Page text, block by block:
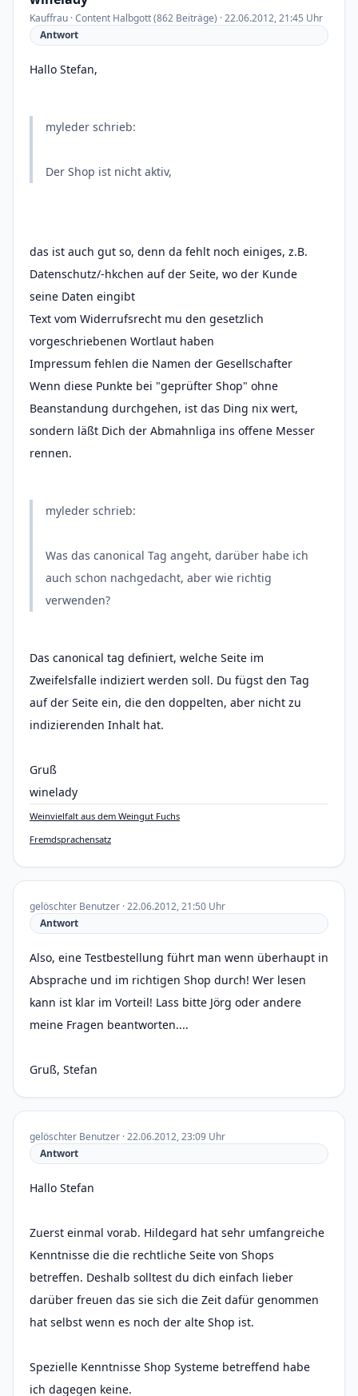
Kauffrau · Content Halbgott (862 Beiträge) · 22.06.2012, 21:45 Uhr
Antwort
Hallo Stefan,
myleder schrieb:
Der Shop ist nicht aktiv,
das ist auch gut so, denn da fehlt noch einiges, z.B.
Datenschutz/-hkchen auf der Seite, wo der Kunde
seine Daten eingibt
Text vom Widerrufsrecht mu den gesetzlich
vorgeschriebenen Wortlaut haben
Impressum fehlen die Namen der Gesellschafter
Wenn diese Punkte bei "geprüfter Shop" ohne
Beanstandung durchgehen, ist das Ding nix wert,
sondern läßt Dich der Abmahnliga ins offene Messer
rennen.
myleder schrieb:
Was das canonical Tag angeht, darüber habe ich
auch schon nachgedacht, aber wie richtig
verwenden?
Das canonical tag definiert, welche Seite im
Zweifelsfalle indiziert werden soll. Du fügst den Tag
auf der Seite ein, die den doppelten, aber nicht zu
indizierenden Inhalt hat.
Gruß
winelady
Weinvielfalt aus dem Weingut Fuchs
Fremdsprachensatz
gelöschter Benutzer · 22.06.2012, 21:50 Uhr
Antwort
Also, eine Testbestellung führt man wenn überhaupt in
Absprache und im richtigen Shop durch! Wer lesen
kann ist klar im Vorteil! Lass bitte Jörg oder andere
meine Fragen beantworten....
Gruß, Stefan
gelöschter Benutzer · 22.06.2012, 23:09 Uhr
Antwort
Hallo Stefan
Zuerst einmal vorab. Hildegard hat sehr umfangreiche
Kenntnisse die die rechtliche Seite von Shops
betreffen. Deshalb solltest du dich einfach lieber
darüber freuen das sie sich die Zeit dafür genommen
hat selbst wenn es noch der alte Shop ist.
Spezielle Kenntnisse Shop Systeme betreffend habe
ich dagegen keine.